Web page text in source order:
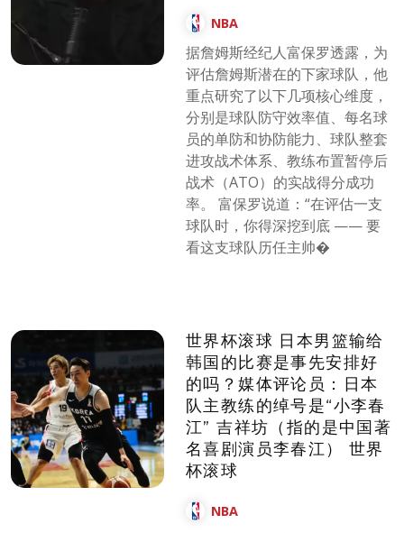
NBA
据詹姆斯经纪人富保罗透露，为
评估詹姆斯潜在的下家球队，他
重点研究了以下几项核心维度，
分别是球队防守效率值、每名球
员的单防和协防能力、球队整套
进攻战术体系、教练布置暂停后
战术（ATO）的实战得分成功
率。 富保罗说道：“在评估一支
球队时，你得深挖到底 —— 要
看这支球队历任主帅�
世界杯滚球 日本男篮输给
韩国的比赛是事先安排好
的吗？媒体评论员：日本
队主教练的绰号是“小李春
江” 吉祥坊（指的是中国著
名喜剧演员李春江） 世界
杯滚球
NBA